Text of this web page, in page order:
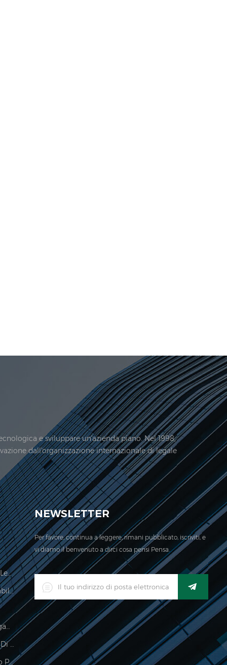
e sviluppare un'azienda piano. Nel 1998,
dall'organizzazione internazionale di legale
è situata qui. Nel 2006, Jadever ...
Bilancia Per Il Calcolo Dei Prezzi Legale Per Il Commercio
Indicatore Di Pesatura Impermeabile Industriale Digitale A LED
Bilancia Digitale Sospesa Per Bagagli
Impermeabile 150 Kg Indicatore Di Pesatura
Indicatore Di Pesatura Elettronico Per La Lavorazione Degli Alimenti
NEWSLETTER
Per favore, continua a leggere, rimani pubblicato, iscriviti, e
vi diamo il benvenuto a dirci cosa pensi Pensa.